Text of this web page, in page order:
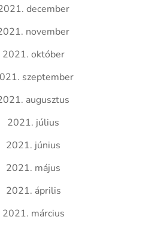
december
november
2021. október
szeptember
augusztus
2021. július
2021. június
2021. május
2021. április
2021. március